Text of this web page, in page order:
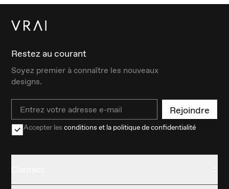
Restez au courant
Soyez premier à connaître les nouveaux
designs.
Email Rejoindre
Accepter lesconditions et la politique de confidentialité